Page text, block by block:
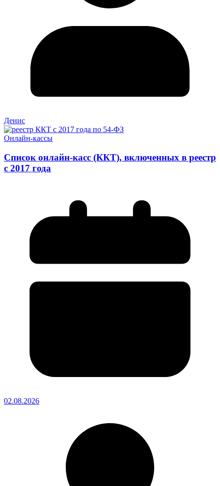
Денис
Онлайн-кассы
Список онлайн-касс (ККТ), включенных в реестр
с 2017 года
02.08.2026